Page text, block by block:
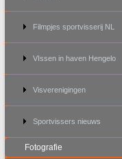
Filmpjes sportvisserij NL
VIssen in haven Hengelo
Visverenigingen
Sportvissers nieuws
Fotografie